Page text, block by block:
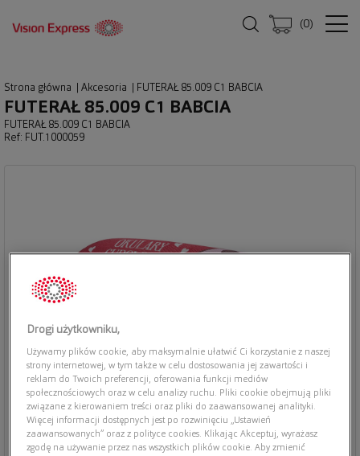
(0)
Strona główna Akcesoria FUTERAŁ 85.009 C1 BABCIA
FUTERAŁ 85.009 C1 BABCIA
FUTERAŁ 85.009 C1 BABCIA
Ref: FUT.1000059
Drogi użytkowniku,
Używamy plików cookie, aby maksymalnie ułatwić Ci korzystanie z naszej
strony internetowej, w tym także w celu dostosowania jej zawartości i
reklam do Twoich preferencji, oferowania funkcji mediów
społecznościowych oraz w celu analizy ruchu. Pliki cookie obejmują pliki
związane z kierowaniem treści oraz pliki do zaawansowanej analityki.
Więcej informacji dostępnych jest po rozwinięciu „Ustawień
zaawansowanych” oraz z polityce cookies. Klikając Akceptuj, wyrażasz
zgodę na używanie przez nas wszystkich plików cookie. Aby zmienić